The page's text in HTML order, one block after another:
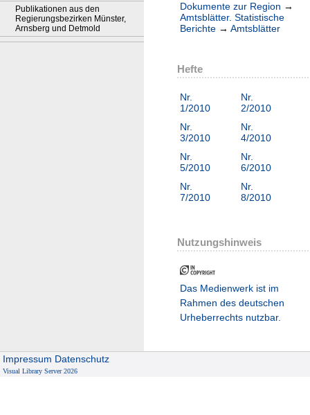
Publikationen aus den
Regierungsbezirken Münster,
Arnsberg und Detmold
Dokumente zur Region →
Amtsblätter. Statistische
Berichte → Amtsblätter
Hefte
Nr.
1/2010
Nr.
2/2010
Nr.
3/2010
Nr.
4/2010
Nr.
5/2010
Nr.
6/2010
Nr.
7/2010
Nr.
8/2010
Nutzungshinweis
Das Medienwerk ist im
Rahmen des deutschen
Urheberrechts nutzbar.
Impressum Datenschutz
Visual Library Server 2026